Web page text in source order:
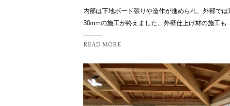
内部は下地ボード張りや造作が進められ、外部では
30mmの施工が終えました。外壁仕上げ材の施工も
READ MORE